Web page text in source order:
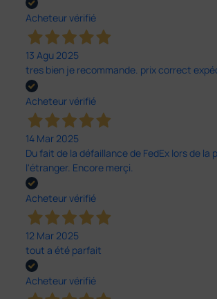
Acheteur vérifié
13 Agu 2025
tres bien je recommande. prix correct
Acheteur vérifié
14 Mar 2025
Du fait de la défaillance de FedEx lors de
l'étranger. Encore merçi.
Acheteur vérifié
12 Mar 2025
tout a été parfait
Acheteur vérifié